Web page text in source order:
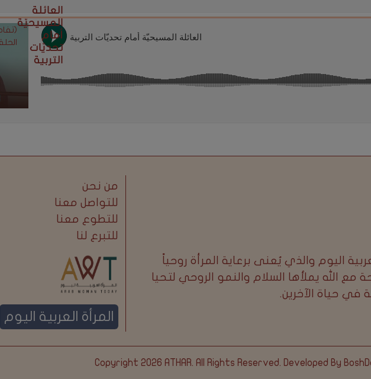
العائلة
المسيحيّة
أمام
تحديّات
التربية
اليوم والذي يُعنى برعاية المرأة روحياً
الله يملأها السلام والنمو الروحي لتحيا
في حياة الآخرين.
من نحن
للتواصل معنا
للتطوع معنا
للتبرع لنا
المرأة العربية اليوم
Copyright 2026 ATHAR. All Rights Reserved. Developed By